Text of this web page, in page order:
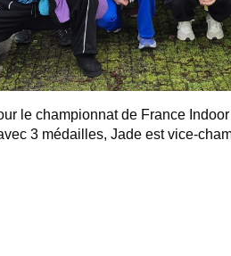
le championnat de France
3 médailles, Jade est vice-